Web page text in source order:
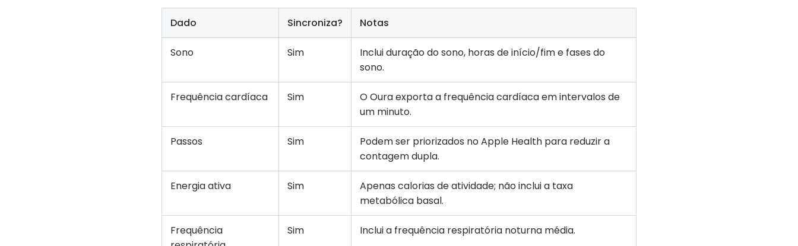
Dado Sincroniza? Notas
Sono Sim
Inclui duração do sono, horas de início/fim e fases do
sono.
Frequência cardíaca Sim
O Oura exporta a frequência cardíaca em intervalos de
um minuto.
Passos Sim
Podem ser priorizados no Apple Health para reduzir a
contagem dupla.
Energia ativa Sim
Apenas calorias de atividade; não inclui a taxa
metabólica basal.
Frequência
Sim Inclui a frequência respiratória noturna média.